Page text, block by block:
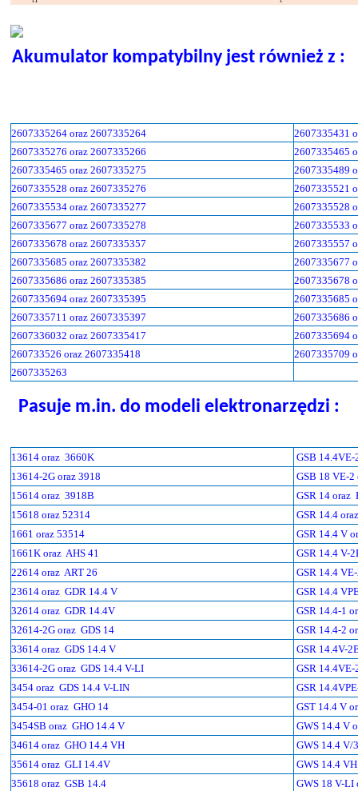
Akumulator kompatybilny jest również z :
2607335264 oraz 2607335264
2607335431
2607335276 oraz 2607335266
2607335465
2607335465 oraz 2607335275
2607335489
2607335528 oraz 2607335276
2607335521
2607335534 oraz 2607335277
2607335528
2607335677 oraz 2607335278
2607335533
2607335678 oraz 2607335357
2607335557
2607335685 oraz 2607335382
2607335677
2607335686 oraz 2607335385
2607335678
2607335694 oraz 2607335395
2607335685
2607335711 oraz 2607335397
2607335686
2607336032 oraz 2607335417
2607335694
260733526 oraz 2607335418
2607335709
2607335263
Pasuje m.in. do modeli elektronarzędzi :
13614 oraz 3660K
GSB 14.4VE-
13614-2G oraz 3918
GSB 18 VE-2
15614 oraz 3918B GSR 14 oraz
15618 oraz 52314
GSR 14.4
1661 oraz 53514
GSR 14.4 V
1661K oraz AHS 41
GSR 14.4 V-
22614 oraz ART 26
GSR 14.4
23614 oraz GDR 14.4 V
GSR 14.4
32614 oraz GDR 14.4V
GSR 14.4-1
32614-2G oraz GDS 14
GSR 14.4-2
33614 oraz GDS 14.4 V
GSR 14.4V-
33614-2G oraz GDS 14.4 V-LI
GSR 14.4VE-
3454 oraz GDS 14.4 V-LIN
GSR
3454-01 oraz GHO 14
GST 14.4 V
3454SB oraz GHO 14.4 V
GWS 14.4 V
34614 oraz GHO 14.4 VH
GWS 14.4 V/
35614 oraz GLI 14.4V
GWS 14.4
35618 oraz GSB 14.4
GWS 18 V-LI